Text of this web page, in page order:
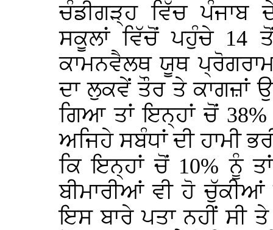
ਚੰਡੀਗੜ੍ਹ ਵਿੱਚ ਪੰਜਾਬ
ਸਕੂਲਾਂ ਵਿੱਚੋਂ ਪਹੁੰਚੇ 14
ਕਾਮਨਵੈਲਥ ਯੂਥ
ਦਾ ਲੁਕਵੇਂ ਤੌਰ ਤੇ ਕਾਗਜ਼ਾਂ
ਗਿਆ ਤਾਂ ਇਨ੍ਹਾਂ ਚੋਂ
ਅਜਿਹੇ ਸਬੰਧਾਂ ਦੀ ਹਾਮੀ
ਕਿ ਇਨ੍ਹਾਂ ਚੋਂ 10% ਨੂੰ
ਬੀਮਾਰੀਆਂ ਵੀ ਹੋ
ਇਸ ਬਾਰੇ ਪਤਾ ਨਹੀਂ ਸੀ